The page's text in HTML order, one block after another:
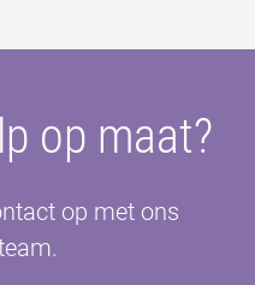
op maat?
op met ons